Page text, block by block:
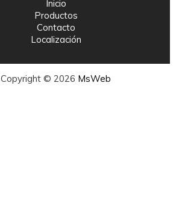
Inicio
Productos
Contacto
Localización
Copyright © 2026 MsWeb